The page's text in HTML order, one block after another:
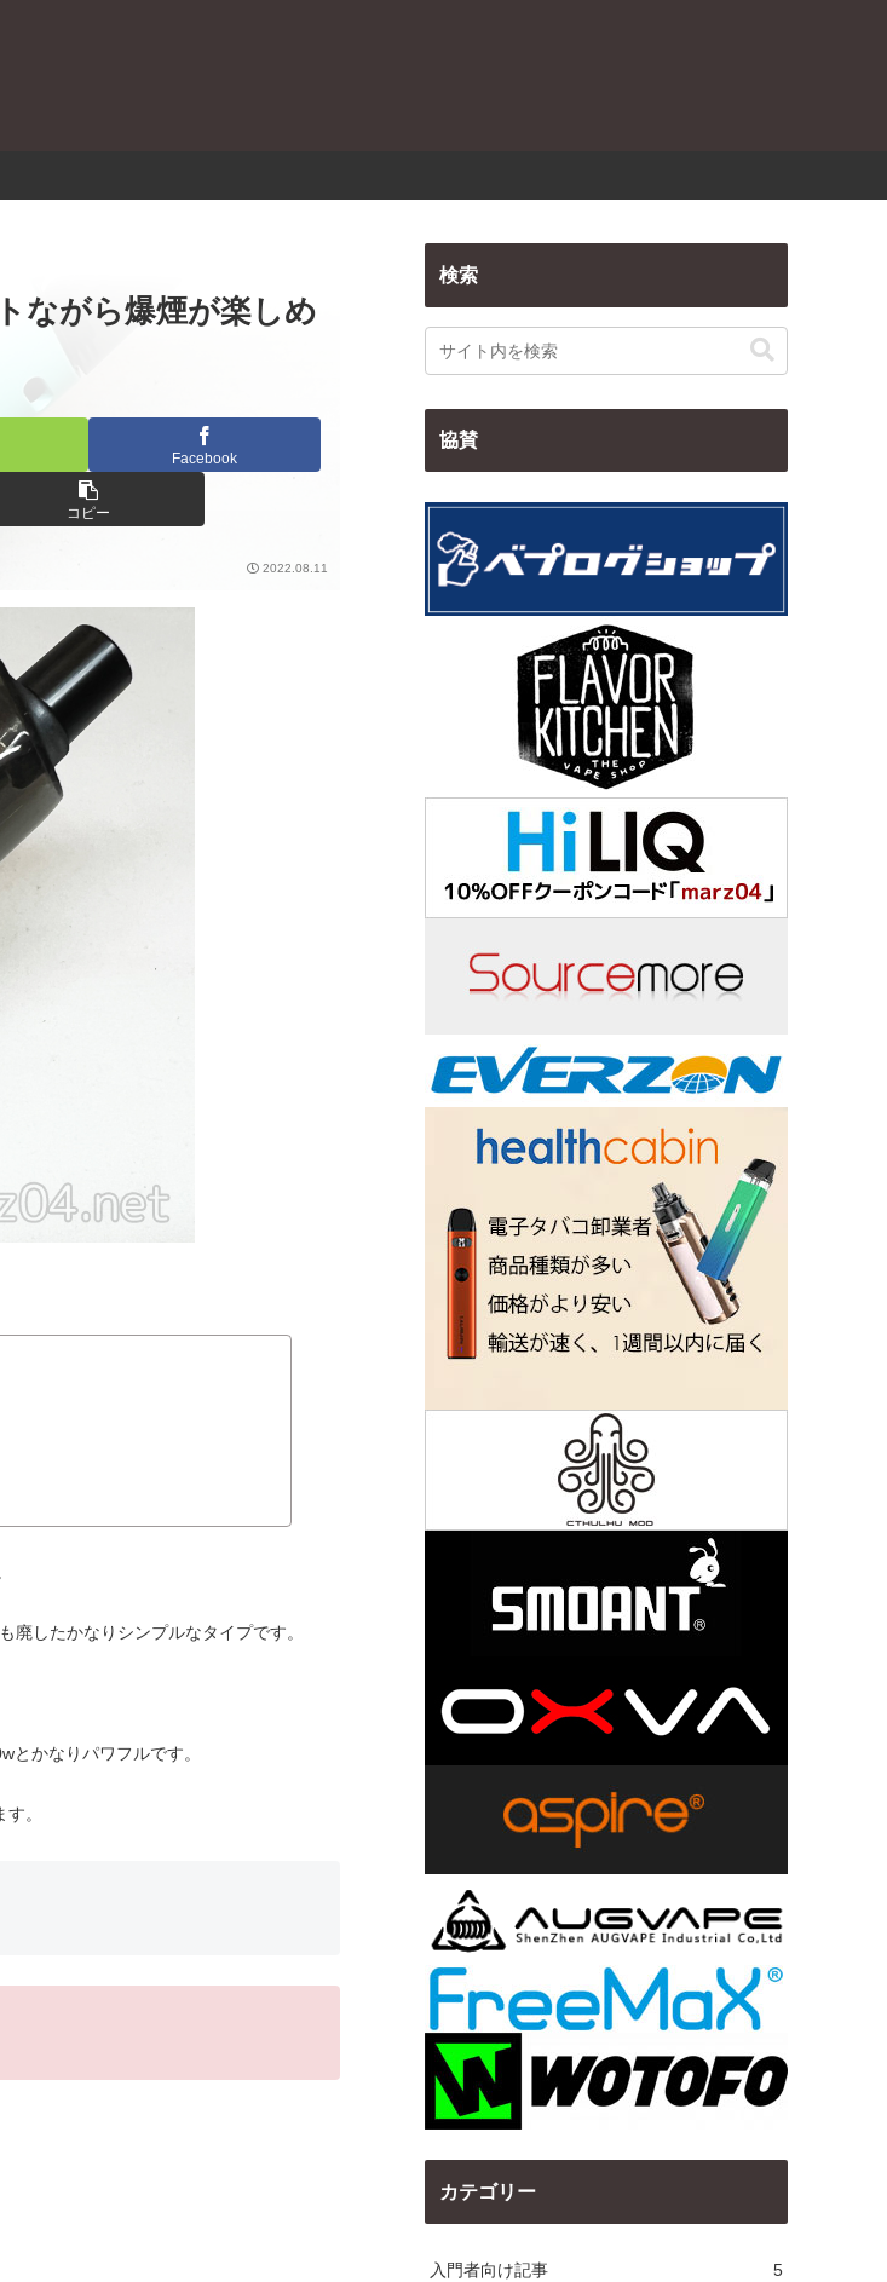
ながら爆煙が楽しめ
Facebook
コピー
2022.08.11
したかなりシンプルなタイプです。
かなりパワフルです。
。
検索
協賛
カテゴリー
入門者向け記事 5